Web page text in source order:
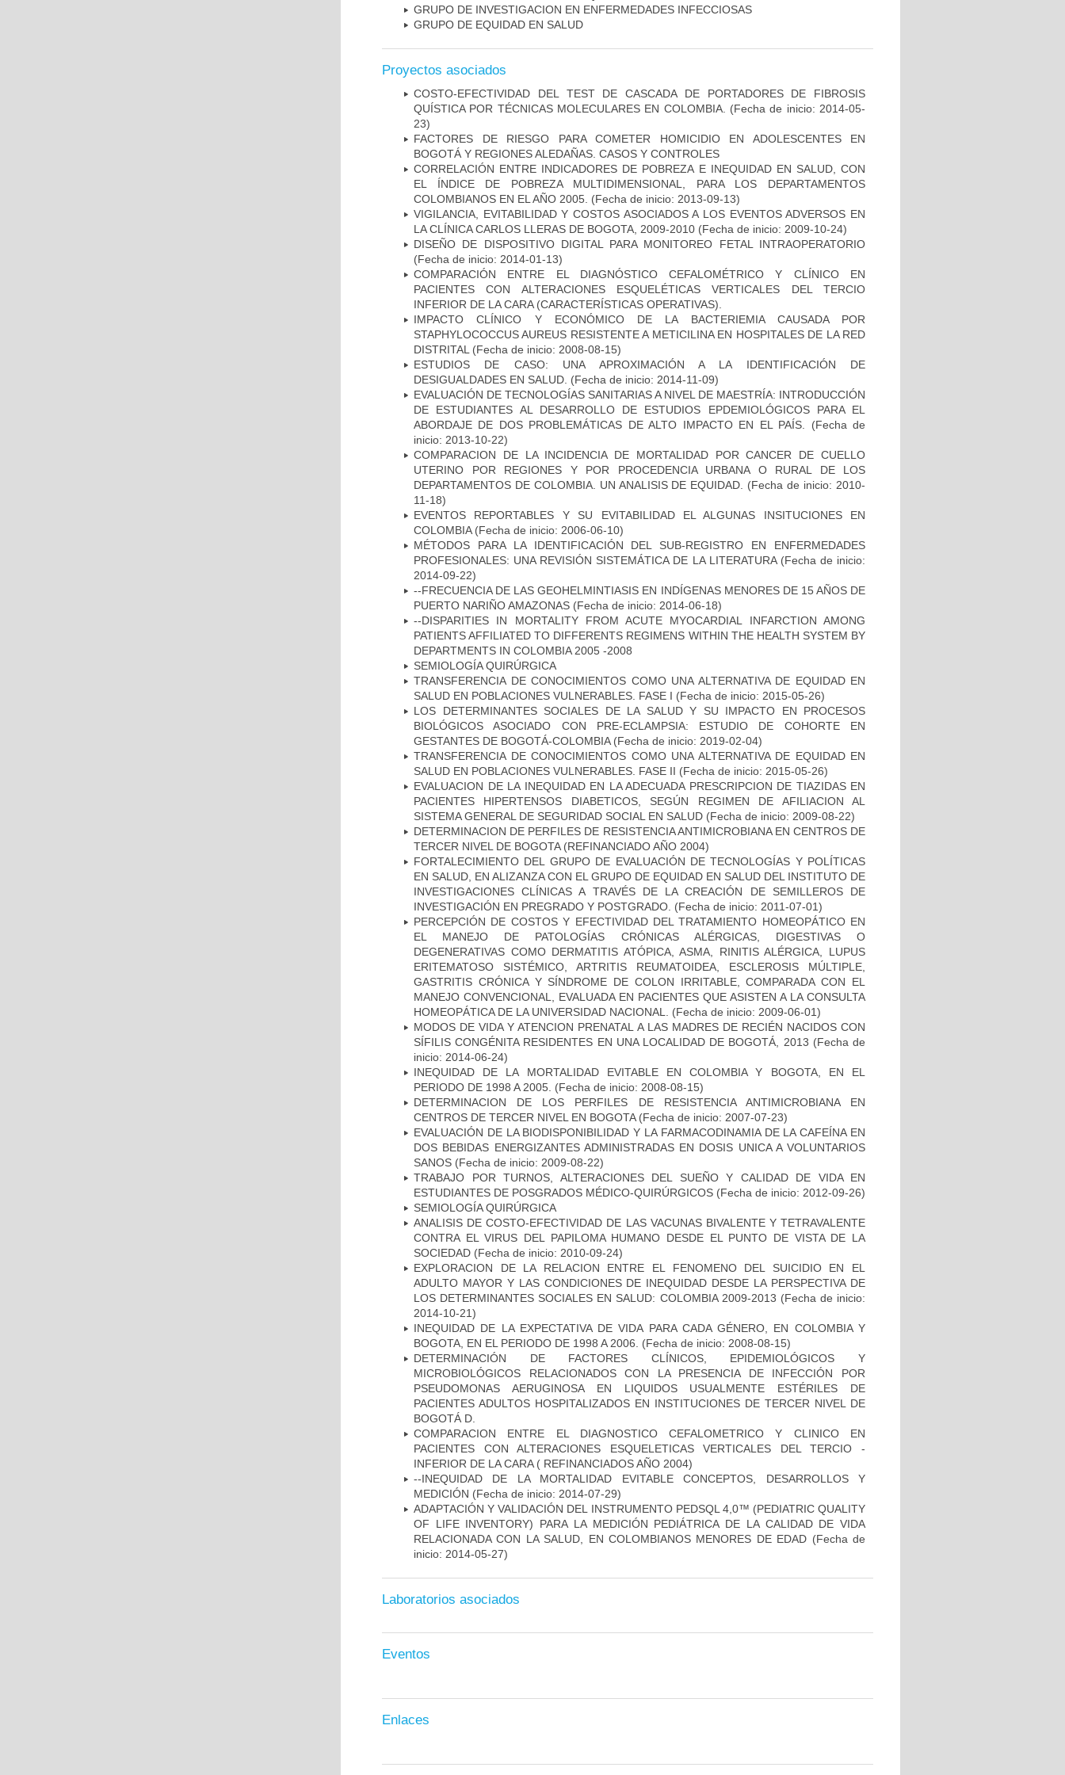
GRUPO DE INVESTIGACION EN ENFERMEDADES INFECCIOSAS
GRUPO DE EQUIDAD EN SALUD
Proyectos asociados
COSTO-EFECTIVIDAD DEL TEST DE CASCADA DE PORTADORES DE FIBROSIS
QUÍSTICA POR TÉCNICAS MOLECULARES EN COLOMBIA.
(Fecha de inicio: 2014-05-
23)
FACTORES DE RIESGO PARA COMETER HOMICIDIO EN ADOLESCENTES EN
BOGOTÁ Y REGIONES ALEDAÑAS. CASOS Y CONTROLES
CORRELACIÓN ENTRE INDICADORES DE POBREZA E INEQUIDAD EN SALUD, CON
EL ÍNDICE DE POBREZA MULTIDIMENSIONAL, PARA LOS DEPARTAMENTOS
COLOMBIANOS EN EL AÑO 2005. (Fecha de inicio: 2013-09-13)
VIGILANCIA, EVITABILIDAD Y COSTOS ASOCIADOS A LOS EVENTOS ADVERSOS EN
LA CLÍNICA CARLOS LLERAS DE BOGOTA, 2009-2010 (Fecha de inicio: 2009-10-24)
DISEÑO DE DISPOSITIVO DIGITAL PARA MONITOREO FETAL INTRAOPERATORIO
(Fecha de inicio: 2014-01-13)
COMPARACIÓN ENTRE EL DIAGNÓSTICO CEFALOMÉTRICO Y CLÍNICO EN
PACIENTES CON ALTERACIONES ESQUELÉTICAS VERTICALES DEL TERCIO
INFERIOR DE LA CARA (CARACTERÍSTICAS OPERATIVAS).
IMPACTO CLÍNICO Y ECONÓMICO DE LA BACTERIEMIA CAUSADA POR
STAPHYLOCOCCUS AUREUS RESISTENTE A METICILINA EN HOSPITALES DE LA RED
DISTRITAL (Fecha de inicio: 2008-08-15)
ESTUDIOS DE CASO: UNA APROXIMACIÓN A LA IDENTIFICACIÓN DE
DESIGUALDADES EN SALUD. (Fecha de inicio: 2014-11-09)
EVALUACIÓN DE TECNOLOGÍAS SANITARIAS A NIVEL DE MAESTRÍA: INTRODUCCIÓN
DE ESTUDIANTES AL DESARROLLO DE ESTUDIOS EPDEMIOLÓGICOS PARA EL
ABORDAJE DE DOS PROBLEMÁTICAS DE ALTO IMPACTO EN EL PAÍS.
(Fecha de
inicio: 2013-10-22)
COMPARACION DE LA INCIDENCIA DE MORTALIDAD POR CANCER DE CUELLO
UTERINO POR REGIONES Y POR PROCEDENCIA URBANA O RURAL DE LOS
DEPARTAMENTOS DE COLOMBIA. UN ANALISIS DE EQUIDAD. (Fecha de inicio: 2010-
11-18)
EVENTOS REPORTABLES Y SU EVITABILIDAD EL ALGUNAS INSITUCIONES EN
COLOMBIA (Fecha de inicio: 2006-06-10)
MÉTODOS PARA LA IDENTIFICACIÓN DEL SUB-REGISTRO EN ENFERMEDADES
PROFESIONALES: UNA REVISIÓN SISTEMÁTICA DE LA LITERATURA(Fecha de inicio:
2014-09-22)
--FRECUENCIA DE LAS GEOHELMINTIASIS EN INDÍGENAS MENORES DE 15 AÑOS DE
PUERTO NARIÑO AMAZONAS (Fecha de inicio: 2014-06-18)
--DISPARITIES IN MORTALITY FROM ACUTE MYOCARDIAL INFARCTION AMONG
PATIENTS AFFILIATED TO DIFFERENTS REGIMENS WITHIN THE HEALTH SYSTEM BY
DEPARTMENTS IN COLOMBIA 2005 -2008
SEMIOLOGÍA QUIRÚRGICA
TRANSFERENCIA DE CONOCIMIENTOS COMO UNA ALTERNATIVA DE EQUIDAD EN
SALUD EN POBLACIONES VULNERABLES. FASE I (Fecha de inicio: 2015-05-26)
LOS DETERMINANTES SOCIALES DE LA SALUD Y SU IMPACTO EN PROCESOS
BIOLÓGICOS ASOCIADO CON PRE-ECLAMPSIA: ESTUDIO DE COHORTE EN
GESTANTES DE BOGOTÁ-COLOMBIA(Fecha de inicio: 2019-02-04)
TRANSFERENCIA DE CONOCIMIENTOS COMO UNA ALTERNATIVA DE EQUIDAD EN
SALUD EN POBLACIONES VULNERABLES. FASE II (Fecha de inicio: 2015-05-26)
EVALUACION DE LA INEQUIDAD EN LA ADECUADA PRESCRIPCION DE TIAZIDAS EN
PACIENTES HIPERTENSOS DIABETICOS, SEGÚN REGIMEN DE AFILIACION AL
SISTEMA GENERAL DE SEGURIDAD SOCIAL EN SALUD (Fecha de inicio: 2009-08-22)
DETERMINACION DE PERFILES DE RESISTENCIA ANTIMICROBIANA EN CENTROS DE
TERCER NIVEL DE BOGOTA (REFINANCIADO AÑO 2004)
FORTALECIMIENTO DEL GRUPO DE EVALUACIÓN DE TECNOLOGÍAS Y POLÍTICAS
EN SALUD, EN ALIZANZA CON EL GRUPO DE EQUIDAD EN SALUD DEL INSTITUTO DE
INVESTIGACIONES CLÍNICAS A TRAVÉS DE LA CREACIÓN DE SEMILLEROS DE
INVESTIGACIÓN EN PREGRADO Y POSTGRADO. (Fecha de inicio: 2011-07-01)
PERCEPCIÓN DE COSTOS Y EFECTIVIDAD DEL TRATAMIENTO HOMEOPÁTICO EN
EL MANEJO DE PATOLOGÍAS CRÓNICAS ALÉRGICAS, DIGESTIVAS O
DEGENERATIVAS COMO DERMATITIS ATÓPICA, ASMA, RINITIS ALÉRGICA, LUPUS
ERITEMATOSO SISTÉMICO, ARTRITIS REUMATOIDEA, ESCLEROSIS MÚLTIPLE,
GASTRITIS CRÓNICA Y SÍNDROME DE COLON IRRITABLE, COMPARADA CON EL
MANEJO CONVENCIONAL, EVALUADA EN PACIENTES QUE ASISTEN A LA CONSULTA
HOMEOPÁTICA DE LA UNIVERSIDAD NACIONAL. (Fecha de inicio: 2009-06-01)
MODOS DE VIDA Y ATENCION PRENATAL A LAS MADRES DE RECIÉN NACIDOS CON
SÍFILIS CONGÉNITA RESIDENTES EN UNA LOCALIDAD DE BOGOTÁ, 2013 (Fecha de
inicio: 2014-06-24)
INEQUIDAD DE LA MORTALIDAD EVITABLE EN COLOMBIA Y BOGOTA, EN EL
PERIODO DE 1998 A 2005. (Fecha de inicio: 2008-08-15)
DETERMINACION DE LOS PERFILES DE RESISTENCIA ANTIMICROBIANA EN
CENTROS DE TERCER NIVEL EN BOGOTA(Fecha de inicio: 2007-07-23)
EVALUACIÓN DE LA BIODISPONIBILIDAD Y LA FARMACODINAMIA DE LA CAFEÍNA EN
DOS BEBIDAS ENERGIZANTES ADMINISTRADAS EN DOSIS UNICA A VOLUNTARIOS
SANOS (Fecha de inicio: 2009-08-22)
TRABAJO POR TURNOS, ALTERACIONES DEL SUEÑO Y CALIDAD DE VIDA EN
ESTUDIANTES DE POSGRADOS MÉDICO-QUIRÚRGICOS (Fecha de inicio: 2012-09-26)
SEMIOLOGÍA QUIRÚRGICA
ANALISIS DE COSTO-EFECTIVIDAD DE LAS VACUNAS BIVALENTE Y TETRAVALENTE
CONTRA EL VIRUS DEL PAPILOMA HUMANO DESDE EL PUNTO DE VISTA DE LA
SOCIEDAD (Fecha de inicio: 2010-09-24)
EXPLORACION DE LA RELACION ENTRE EL FENOMENO DEL SUICIDIO EN EL
ADULTO MAYOR Y LAS CONDICIONES DE INEQUIDAD DESDE LA PERSPECTIVA DE
LOS DETERMINANTES SOCIALES EN SALUD: COLOMBIA 2009-2013 (Fecha de inicio:
2014-10-21)
INEQUIDAD DE LA EXPECTATIVA DE VIDA PARA CADA GÉNERO, EN COLOMBIA Y
BOGOTA, EN EL PERIODO DE 1998 A 2006. (Fecha de inicio: 2008-08-15)
DETERMINACIÓN DE FACTORES CLÍNICOS, EPIDEMIOLÓGICOS Y
MICROBIOLÓGICOS RELACIONADOS CON LA PRESENCIA DE INFECCIÓN POR
PSEUDOMONAS AERUGINOSA EN LIQUIDOS USUALMENTE ESTÉRILES DE
PACIENTES ADULTOS HOSPITALIZADOS EN INSTITUCIONES DE TERCER NIVEL DE
BOGOTÁ D.
COMPARACION ENTRE EL DIAGNOSTICO CEFALOMETRICO Y CLINICO EN
PACIENTES CON ALTERACIONES ESQUELETICAS VERTICALES DEL TERCIO -
INFERIOR DE LA CARA ( REFINANCIADOS AÑO 2004)
--INEQUIDAD DE LA MORTALIDAD EVITABLE CONCEPTOS, DESARROLLOS Y
MEDICIÓN (Fecha de inicio: 2014-07-29)
ADAPTACIÓN Y VALIDACIÓN DEL INSTRUMENTO PEDSQL 4,0™ (PEDIATRIC QUALITY
OF LIFE INVENTORY) PARA LA MEDICIÓN PEDIÁTRICA DE LA CALIDAD DE VIDA
RELACIONADA CON LA SALUD, EN COLOMBIANOS MENORES DE EDAD (Fecha de
inicio: 2014-05-27)
Laboratorios asociados
Eventos
Enlaces